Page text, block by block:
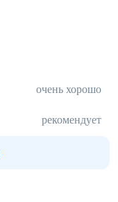
очень хорошо
рекомендует